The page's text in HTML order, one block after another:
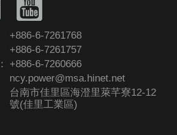
+886-6-7261768
+886-6-7261757
+886-6-7260666
ncy.power@msa.hinet.net
台南市佳里區海澄里萊芊寮12-12
號(佳里工業區)